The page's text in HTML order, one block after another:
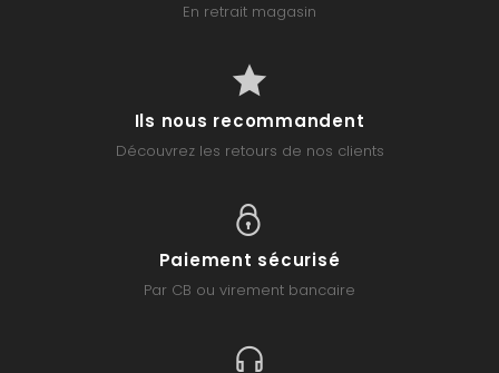
En retrait magasin
Ils nous recommandent
Découvrez les retours de nos clients
Paiement sécurisé
Par CB ou virement bancaire